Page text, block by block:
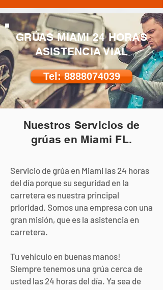
GRÚAS MIAMI 24 HORAS
ASISTENCIA VIAL
Tel: 8888074039
Nuestros Servicios de
grúas en Miami FL.
Servicio de grúa en Miami las 24 horas
del día porque su seguridad en la
carretera es nuestra principal
prioridad. Somos una empresa con una
gran misión, que es la asistencia en
carretera.
Tu vehículo en buenas manos!
Siempre tenemos una grúa cerca de
usted las 24 horas del día. Ya sea de